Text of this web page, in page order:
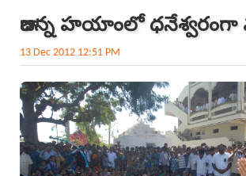
రాజన్న హయాంలో ధనేశ్వరంగా
13 Dec 2012 12:51 PM